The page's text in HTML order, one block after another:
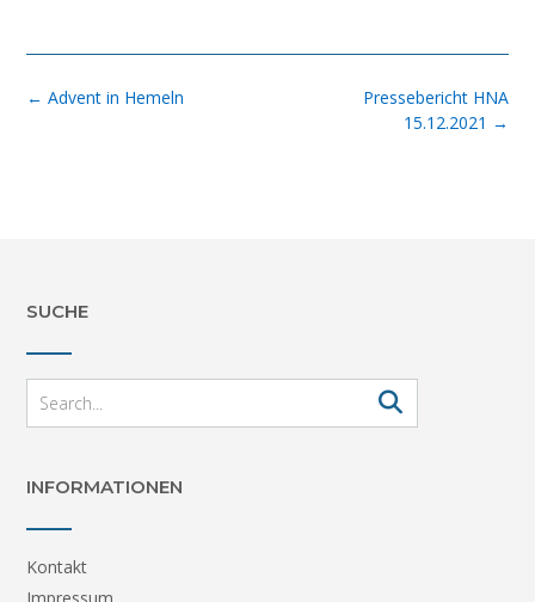
Post
Pressebericht HNA
15.12.2021 →
← Advent in Hemeln
SUCHE
INFORMATIONEN
Kontakt